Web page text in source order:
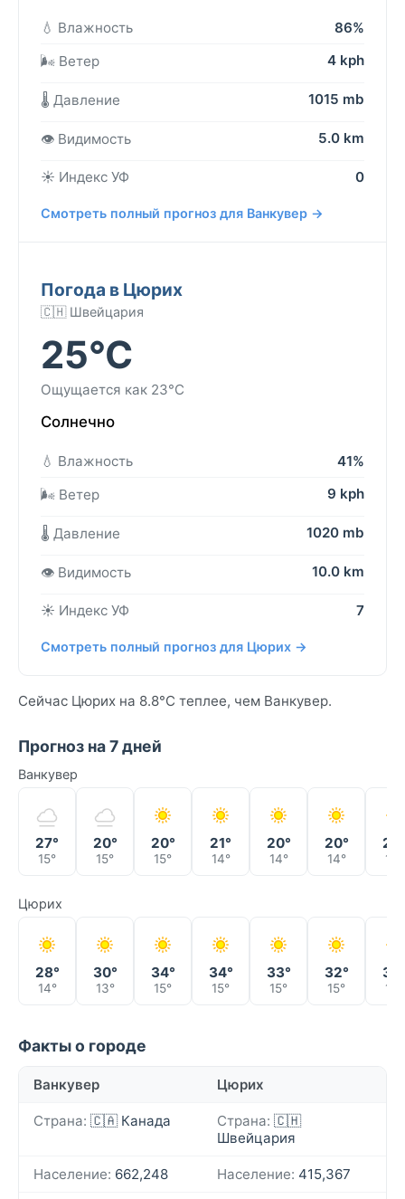
💧 Влажность
86%
🌬️ Ветер
4 kph
🌡️ Давление 1015 mb
👁️ Видимость 5.0 km
☀️ Индекс УФ 0
Смотреть полный прогноз для Ванкувер →
Погода в Цюрих
🇨🇭 Швейцария
25°C
Ощущается как 23°C
Солнечно
💧 Влажность
41%
🌬️ Ветер
9 kph
🌡️ Давление 1020 mb
👁️ Видимость 10.0 km
☀️ Индекс УФ 7
Смотреть полный прогноз для Цюрих →
Сейчас Цюрих на 8.8°C теплее, чем Ванкувер.
Прогноз на 7 дней
Ванкувер
27°
15°
20°
15°
20°
15°
21°
14°
20°
14°
20°
14° 14°
Цюрих
28°
14°
30°
13°
34°
15°
34°
15°
33°
15°
32°
15° 18°
Факты о городе
Ванкувер Цюрих
Страна: 🇨🇦 Канада Страна: 🇨🇭
Швейцария
Население: 662,248 Население: 415,367